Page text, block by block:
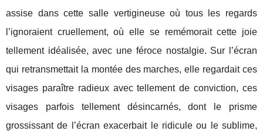
assise dans cette salle vertigineuse où tous les regards
l’ignoraient cruellement, où elle se remémorait cette joie
tellement idéalisée, avec une féroce nostalgie. Sur l’écran
qui retransmettait la montée des marches, elle regardait ces
visages paraître radieux avec tellement de conviction, ces
visages parfois tellement désincarnés, dont le prisme
grossissant de l’écran exacerbait le ridicule ou le sublime,